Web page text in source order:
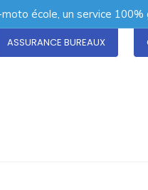
école, un service
ASSURANCE BUREAUX